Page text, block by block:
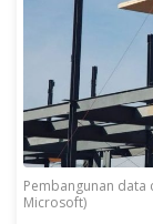
Pembangunan data
Microsoft)